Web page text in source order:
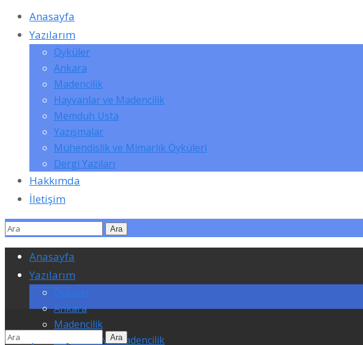
Anasayfa
Yazılarım
Öyküler
Ankara
Madencilik
Hayvanlar ve Madencilik
Memduh Usta
Yazışmalar
Mühendislik ve Mimarlık Öyküleri
Dergi Yazıları
Hakkımda
İletişim
Anasayfa
Yazılarım
Öyküler
Ankara
Madencilik
Hayvanlar ve Madencilik